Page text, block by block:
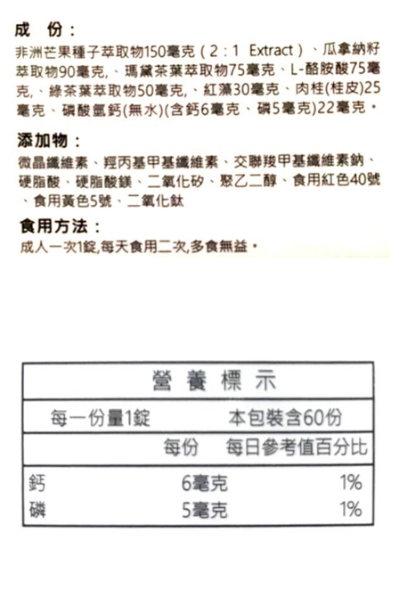
AFTEE先享後付
相關說明
【關於「AFTEE先享後付」】
AFTEE先享後付是「在收到商品之後才付款」的支付方式。 讓您購物簡單
便利好安心！
１．簡單：不需註冊會員、不需綁卡、不需儲值。
２．便利：只要手機號碼，簡訊認證，即可結帳。
３．安心：先確認商品／服務後，再付款。
【「AFTEE先享後付」結帳流程】
１．於結帳方式選擇「AFTEE先享後付」後，將跳轉至「AFTEE先享後付」
結帳頁面，進行簡訊認證並確認金額後，即可完成結帳。
２．訂單成立數日內，您將收到繳費通知簡訊。
３．收到繳費通知簡訊後14天內，點擊此簡訊中的連結，可透過四大超商／
https://netprotections.freshdesk.com/support/home
【注意事項】
１．透過由恩沛科技股份有限公司提供之「AFTEE先享後付」服務完成之交
易，需依本服務之必要範圍內提供個人資料，並將交易相關給付款項請求債
權轉讓予恩沛科技股份有限公司。
２．關於個人資料處理事宜，請瀏覽以下網址：
https://aftee.tw/terms/#terms3
３．未成年的使用者請事先徵得法定代理人或監護人之同意方可使用
「AFTEE先享後付」，若未經同意申辦者引起之損失，本公司不負相關責
ATM付款
運送方式
全家取貨付款
每筆NT$70，滿NT$600(含以上)免運費
7-11取貨付款
每筆NT$70，滿NT$600(含以上)免運費
免運費